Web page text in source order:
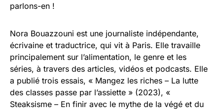
parlons-en !
Nora Bouazzouni est une journaliste indépendante,
écrivaine et traductrice, qui vit à Paris. Elle travaille
principalement sur l’alimentation, le genre et les
séries, à travers des articles, vidéos et podcasts. Elle
a publié trois essais, « Mangez les riches – La lutte
des classes passe par l’assiette » (2023), «
Steaksisme – En finir avec le mythe de la végé et du